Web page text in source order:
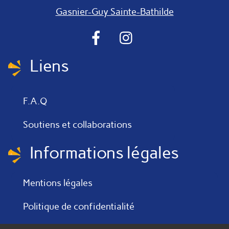
Gasnier-Guy Sainte-Bathilde
Facebook
Liens
F.A.Q
Soutiens et collaborations
Informations légales
Mentions légales
Politique de confidentialité